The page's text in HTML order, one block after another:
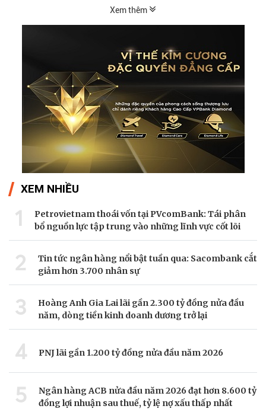
Xem thêm
XEM NHIỀU
1
Petrovietnam thoái vốn tại PVcomBank: Tái phân
bổ nguồn lực tập trung vào những lĩnh vực cốt lõi
2
Tin tức ngân hàng nổi bật tuần qua: Sacombank cắt
giảm hơn 3.700 nhân sự
3
Hoàng Anh Gia Lai lãi gần 2.300 tỷ đồng nửa đầu
năm, dòng tiền kinh doanh dương trở lại
4 PNJ lãi gần 1.200 tỷ đồng nửa đầu năm 2026
5
Ngân hàng ACB nửa đầu năm 2026 đạt hơn 8.600 tỷ
đồng lợi nhuận sau thuế, tỷ lệ nợ xấu thấp nhất